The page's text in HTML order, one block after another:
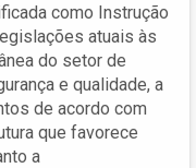
como Instrução
atuais às
do setor de
e qualidade, a
de acordo com
que favorece
a